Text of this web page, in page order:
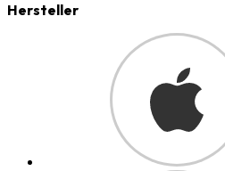
Hersteller